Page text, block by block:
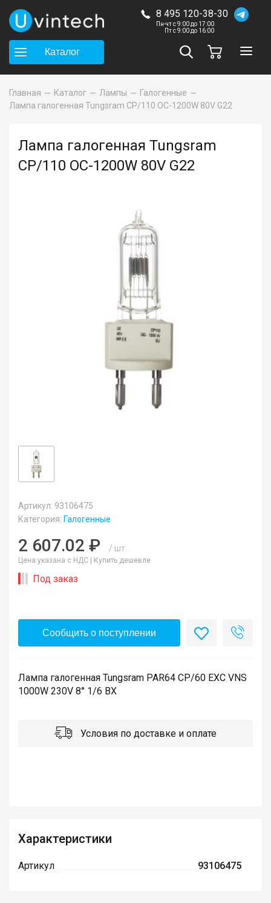
8 495 120-38-30
Пн-чт с 9:00 до 17:00
Пт с 9:00 до 16:00
Каталог
Главная Каталог Лампы
Галогенные
Лампа галогенная Tungsram CP/110 OC-1200W 80V G22
Лампа галогенная Tungsram
CP/110 OC-1200W 80V G22
Артикул: 93106475
Категория: Галогенные
2 607.02 ₽ / шт.
Цена указана с НДС | Купить дешевле
Под заказ
Сообщить о поступлении
Лампа галогенная Tungsram PAR64 CP/60 EXC VNS
1000W 230V 8° 1/6 BX
Условия по доставке и оплате
Характеристики
Артикул 93106475